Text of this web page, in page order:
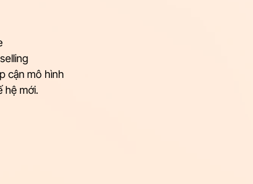
cận mô hình
hệ mới.